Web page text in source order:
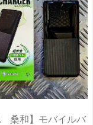
桑和】モバイルバ